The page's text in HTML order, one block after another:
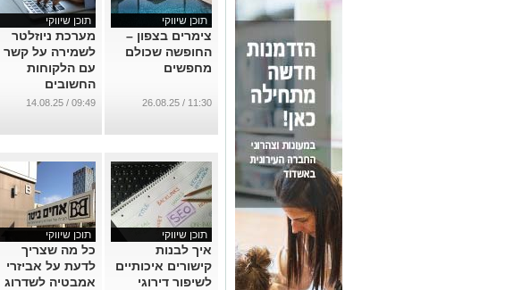
תוכן שיווקי
צימרים בצפון –
החופשה שכולם
מחפשים
11:30 / 26.08.25
תוכן שיווקי
מערכת ניוזלטר
לשמירה על קשר
עם הלקוחות
החשובים
...
09:49 / 14.08.25
תוכן שיווקי
איך לבנות
קישורים איכותיים
לשיפור דירוגי
תוכן שיווקי
כל מה שצריך
לדעת על אביזרי
אמבטיה לשדרוג